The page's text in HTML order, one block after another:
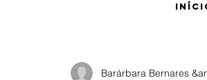
Barárbara Bernares